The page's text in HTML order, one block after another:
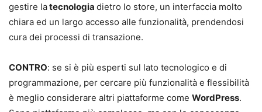
gestire latecnologia dietro lo store, un interfaccia molto
chiara ed un largo accesso alle funzionalità, prendendosi
cura dei processi di transazione.
CONTRO: se si è più esperti sul lato tecnologico e di
programmazione, per cercare più funzionalità e flessibilità
è meglio considerare altri piattaforme come WordPress.